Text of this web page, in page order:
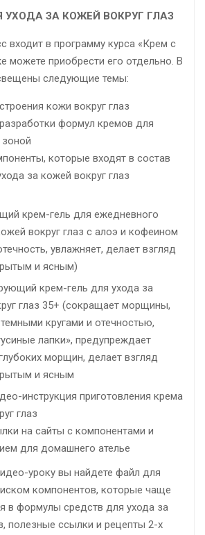
УХОДА ЗА КОЖЕЙ ВОКРУГ ГЛАЗ
входит в программу курса «Крем с
можете приобрести его отдельно. В
следующие темы:
кожи вокруг глаз
формул кремов для
зоной
которые входят в состав
за кожей вокруг глаз
крем-гель для ежедневного
вокруг глаз с алоэ и кофеином
увлажняет, делает взгляд
и ясным)
крем-гель для ухода за
глаз 35+ (сокращает морщины,
кругами и отечностью,
лапки», предупреждает
морщин, делает взгляд
и ясным
инструкция приготовления крема
глаз
на сайты с компонентами и
для домашнего ателье
уроку вы найдете файл для
компонентов, которые чаще
в формулы средств для ухода за
полезные ссылки и рецепты 2-х